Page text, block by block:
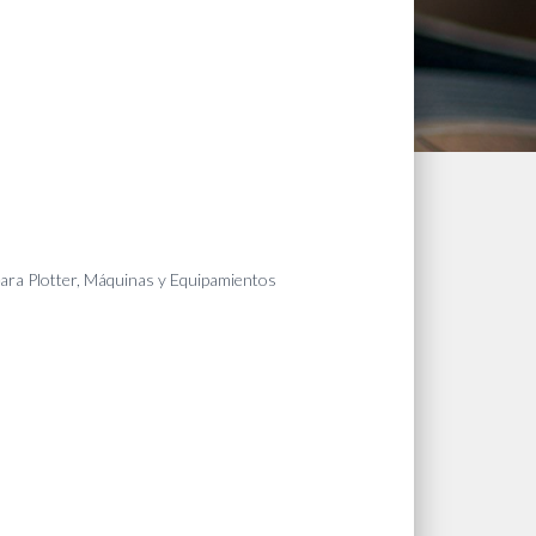
Plotter, Máquinas y Equipamientos